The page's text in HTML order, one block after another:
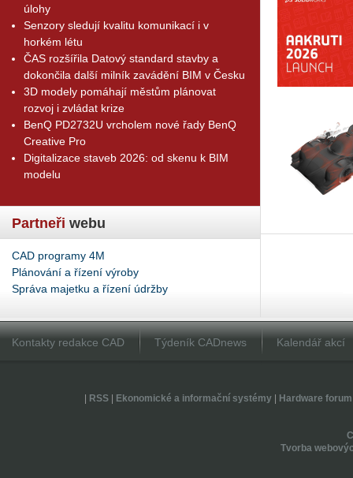
úlohy
Senzory sledují kvalitu komunikací i v
horkém létu
ČAS rozšířila Datový standard stavby a
dokončila další milník zavádění BIM v Česku
3D modely pomáhají městům plánovat
rozvoj i zvládat krize
BenQ PD2732U vrcholem nové řady BenQ
Creative Pro
Digitalizace staveb 2026: od skenu k BIM
modelu
Partneři webu
CAD programy 4M
Plánování a řízení výroby
Správa majetku a řízení údržby
Kontakty redakce CAD Týdeník CADnews Kalendář akcí
RSS| Ekonomické a informační systémy| Hardware forum
Tvorba